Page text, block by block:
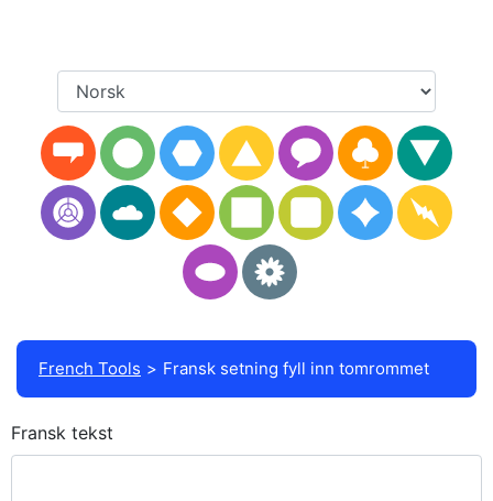
French Tools Fransk setning fyll inn tomrommet
Fransk tekst